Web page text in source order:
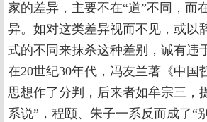
家的差异，主要不在“道”不同，而
异。如对这类差异视而不见，或以
式的不同来抹杀这种差别，诚有违
在20世纪30年代，冯友兰著《中国
思想作了分判，后来者如牟宗三，
系说”，程颐、朱子一系反而成了“